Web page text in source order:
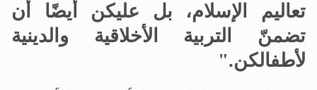
تعاليم الإسلام، بل عليكن أيضًا أن
تضمنّ التربية الأخلاقية والدينية
لأطفالكن.
"